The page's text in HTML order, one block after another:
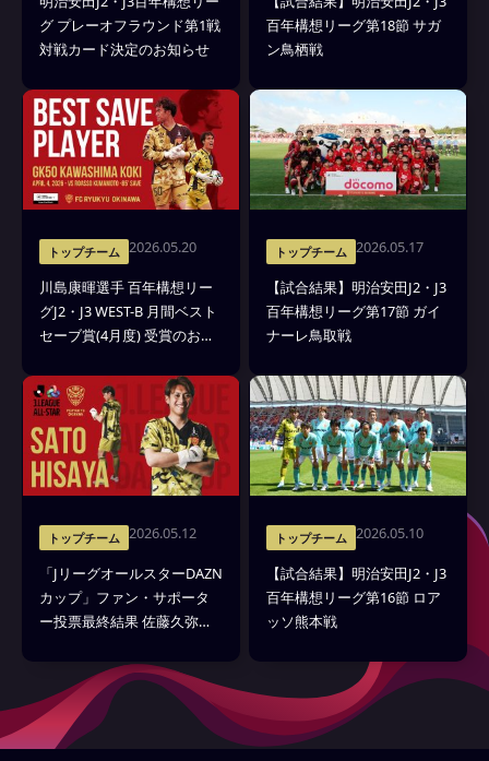
グ プレーオフラウンド第1戦
対戦カード決定のお知らせ
百年構想リーグ第18節 サガ
ン鳥栖戦
トップチーム 2026.05.20
川島康暉選手 百年構想リー
グJ2・J3 WEST-B 月間ベスト
セーブ賞(4月度) 受賞のお知
トップチーム 2026.05.17
【試合結果】明治安田J2・J3
百年構想リーグ第17節 ガイ
ナーレ鳥取戦
トップチーム 2026.05.12
「JリーグオールスターDAZN
カップ」ファン・サポータ
ー投票最終結果 佐藤久弥選
トップチーム 2026.05.10
【試合結果】明治安田J2・J3
百年構想リーグ第16節 ロア
ッソ熊本戦